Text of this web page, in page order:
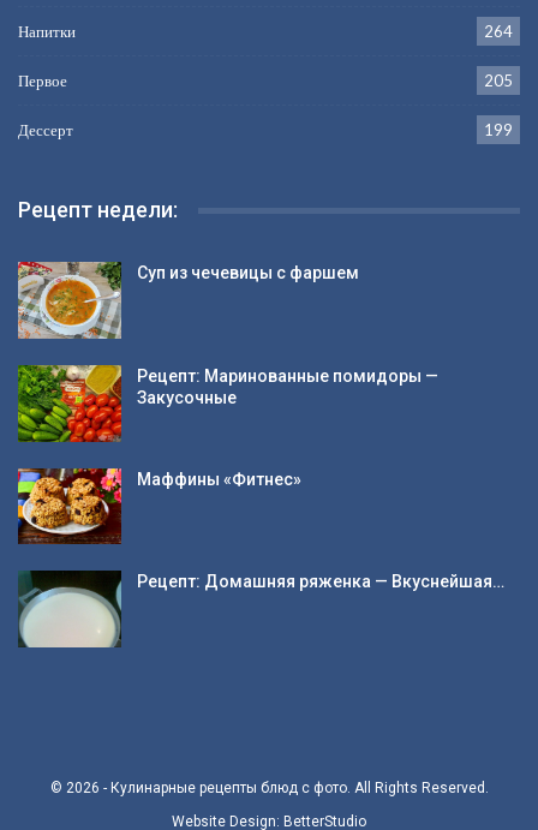
Напитки 264
Первое 205
Дессерт 199
Рецепт недели:
Суп из чечевицы с фаршем
Рецепт: Маринованные помидоры —
Закусочные
Маффины «Фитнес»
Рецепт: Домашняя ряженка — Вкуснейшая…
© 2026 - Кулинарные рецепты блюд с фото. All Rights Reserved.
Website Design: BetterStudio